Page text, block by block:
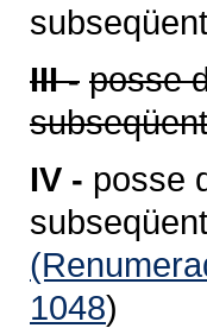
III - posse
IV - posse
1048)